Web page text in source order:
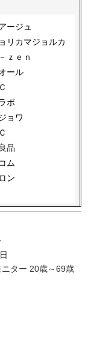
ージュ
リカマジョルカ
ｚｅｎ
ール
ボ
ョワ
品
ム
ン
ター 20歳～69歳